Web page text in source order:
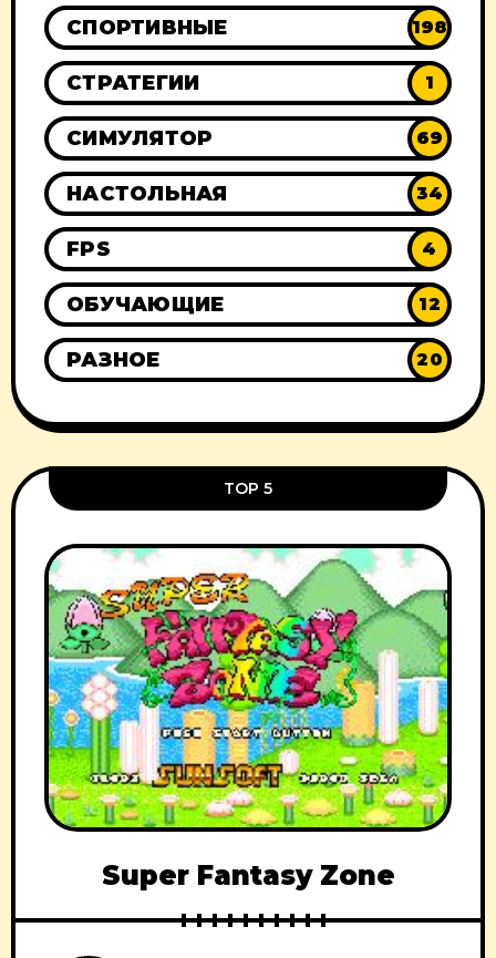
СПОРТИВНЫЕ 198
СТРАТЕГИИ 1
СИМУЛЯТОР 69
НАСТОЛЬНАЯ 34
FPS 4
ОБУЧАЮЩИЕ 12
РАЗНОЕ 20
TOP 5
Super Fantasy Zone